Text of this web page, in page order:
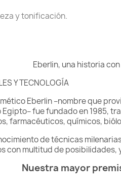
y tonificación.
Eberlin, una historia
Y TECNOLOGÍA
Eberlin –nombre que
fue fundado en 1985,
farmacéuticos, químicos,
de técnicas
con multitud de posibilidades,
Nuestra mayor